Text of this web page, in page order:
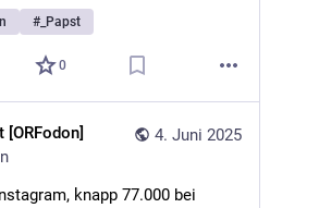
# _Papst
0
4. Juni 2025
[ORFodon]
knapp 77.000 bei